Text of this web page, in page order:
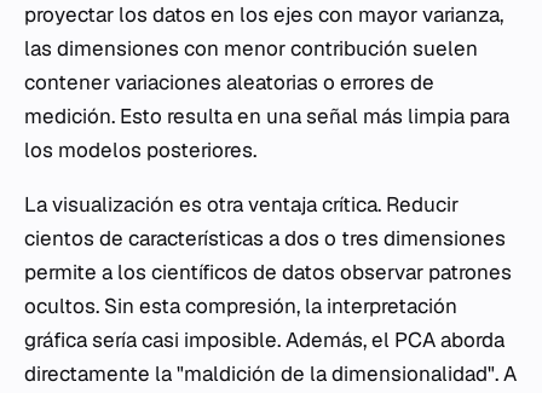
proyectar los datos en los ejes con mayor varianza,
las dimensiones con menor contribución suelen
contener variaciones aleatorias o errores de
medición. Esto resulta en una señal más limpia para
los modelos posteriores.
La visualización es otra ventaja crítica. Reducir
cientos de características a dos o tres dimensiones
permite a los científicos de datos observar patrones
ocultos. Sin esta compresión, la interpretación
gráfica sería casi imposible. Además, el PCA aborda
directamente la "maldición de la dimensionalidad". A